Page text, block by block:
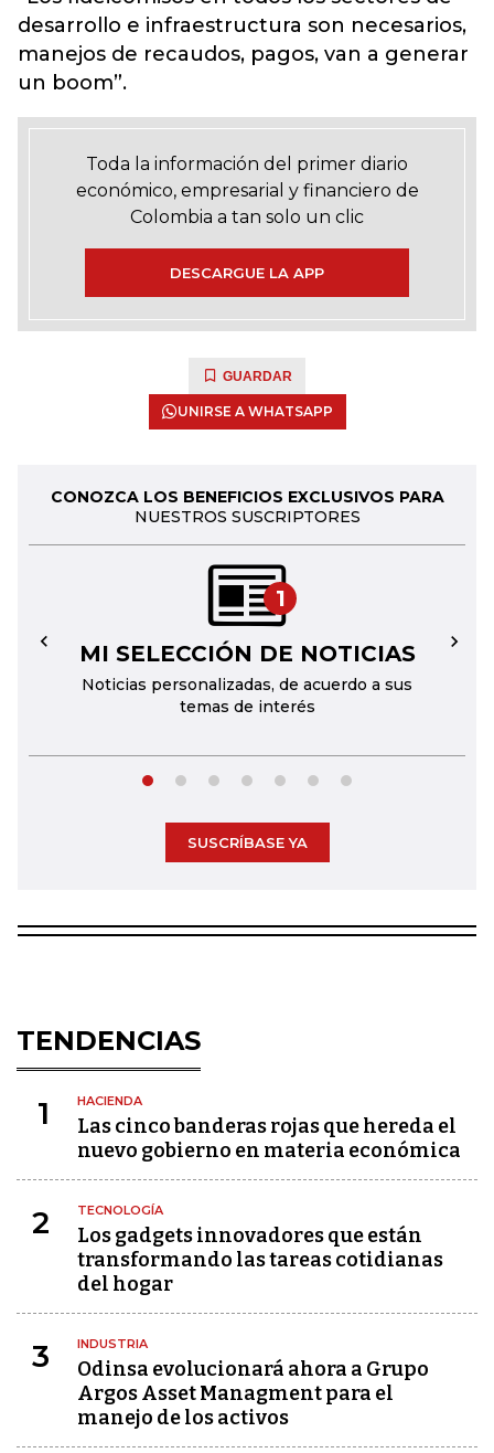
desarrollo e infraestructura son necesarios,
manejos de recaudos, pagos, van a generar
un boom”.
Toda la información del primer diario
económico, empresarial y financiero de
Colombia a tan solo un clic
DESCARGUE LA APP
GUARDAR
UNIRSE A WHATSAPP
CONOZCA LOS BENEFICIOS EXCLUSIVOS PARA
NUESTROS SUSCRIPTORES
1
MI SELECCIÓN DE NOTICIAS
Noticias personalizadas, de acuerdo a sus
temas de interés
← →
SUSCRÍBASE YA
TENDENCIAS
1 HACIENDA
Las cinco banderas rojas que hereda el
nuevo gobierno en materia económica
2 TECNOLOGÍA
Los gadgets innovadores que están
transformando las tareas cotidianas
del hogar
3 INDUSTRIA
Odinsa evolucionará ahora a Grupo
Argos Asset Managment para el
manejo de los activos